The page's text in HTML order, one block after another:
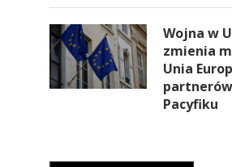
Wojna w
zmienia
Unia
Pacyfiku